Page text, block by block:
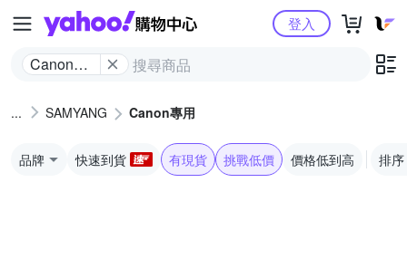
Yahoo購物中心
Canon專
登入
SAMYANG Canon專用
品牌 快速到貨 有現貨 挑戰低價 價格低到高 排序